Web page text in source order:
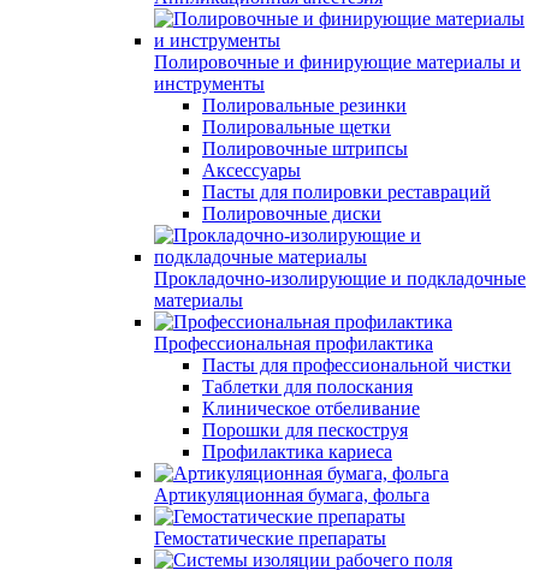
Полировочные и финирующие материалы и
инструменты
Полировальные резинки
Полировальные щетки
Полировочные штрипсы
Аксессуары
Пасты для полировки реставраций
Полировочные диски
Прокладочно-изолирующие и подкладочные
материалы
Профессиональная профилактика
Пасты для профессиональной чистки
Таблетки для полоскания
Клиническое отбеливание
Порошки для пескоструя
Профилактика кариеса
Артикуляционная бумага, фольга
Гемостатические препараты